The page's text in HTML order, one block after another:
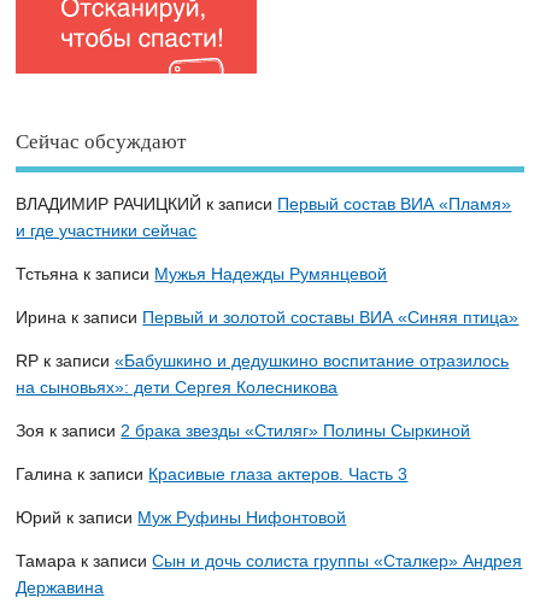
Сейчас обсуждают
ВЛАДИМИР РАЧИЦКИЙ к записи Первый состав ВИА «Пламя»
и где участники сейчас
Тстьяна к записи Мужья Надежды Румянцевой
Ирина к записи Первый и золотой составы ВИА «Синяя птица»
RP к записи«Бабушкино и дедушкино воспитание отразилось
на сыновьях»: дети Сергея Колесникова
Зоя к записи 2 брака звезды «Стиляг» Полины Сыркиной
Галина к записи Красивые глаза актеров. Часть 3
Юрий к записи Муж Руфины Нифонтовой
Тамара к записиСын и дочь солиста группы «Сталкер» Андрея
Державина